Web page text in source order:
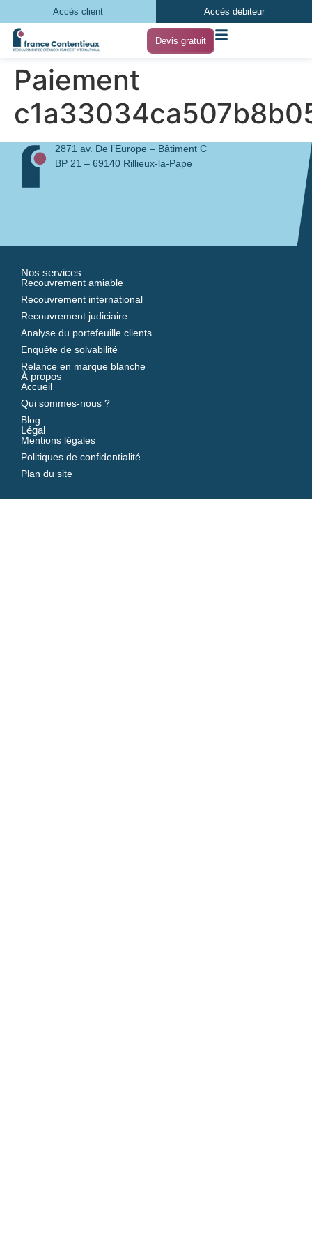
Accès client Accès débiteur
Devis gratuit
Paiement
2871 av. De l’Europe – Bâtiment C
BP 21 – 69140 Rillieux-la-Pape
Nos services
Recouvrement amiable
Recouvrement international
Recouvrement judiciaire
Analyse du portefeuille clients
Enquête de solvabilité
Relance en marque blanche
À propos
Accueil
Qui sommes-nous ?
Blog
Légal
Mentions légales
Politiques de confidentialité
Plan du site